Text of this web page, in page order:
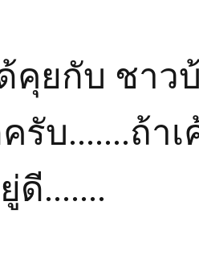
คุยกับ ชาว
รับ.......ถ้า
ดี.......